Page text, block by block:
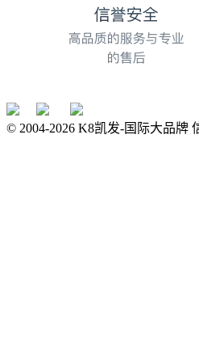
© 2004-2026 K8凯发-国际大品牌